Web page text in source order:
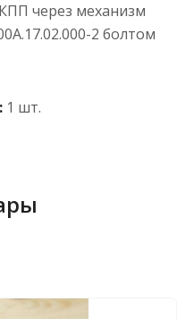
через механизм
2 болтом
1 шт.